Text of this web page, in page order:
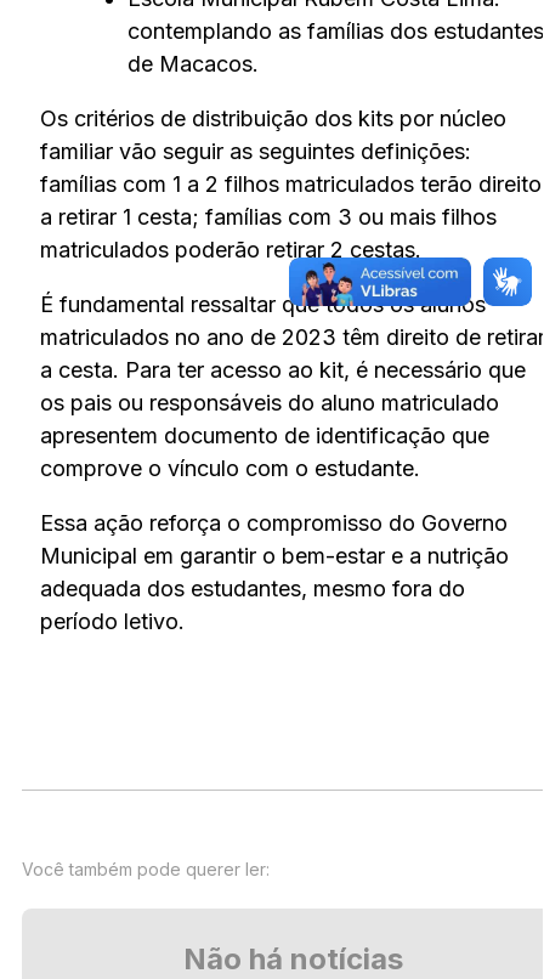
contemplando as famílias dos estudantes
de Macacos.
Os critérios de distribuição dos kits por núcleo
familiar vão seguir as seguintes definições:
famílias com 1 a 2 filhos matriculados terão direito
a retirar 1 cesta; famílias com 3 ou mais filhos
matriculados poderão retirar 2 cestas.
É fundamental ressaltar que todos os alunos
matriculados no ano de 2023 têm direito de retirar
a cesta. Para ter acesso ao kit, é necessário que
os pais ou responsáveis do aluno matriculado
apresentem documento de identificação que
comprove o vínculo com o estudante.
Essa ação reforça o compromisso do Governo
Municipal em garantir o bem-estar e a nutrição
adequada dos estudantes, mesmo fora do
período letivo.
Você também pode querer ler:
Não há notícias